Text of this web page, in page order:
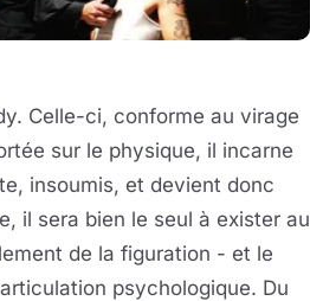
Celle-ci, conforme au virage
sur le physique, il incarne
insoumis, et devient donc
il sera bien le seul à exister au
de la figuration - et le
psychologique. Du